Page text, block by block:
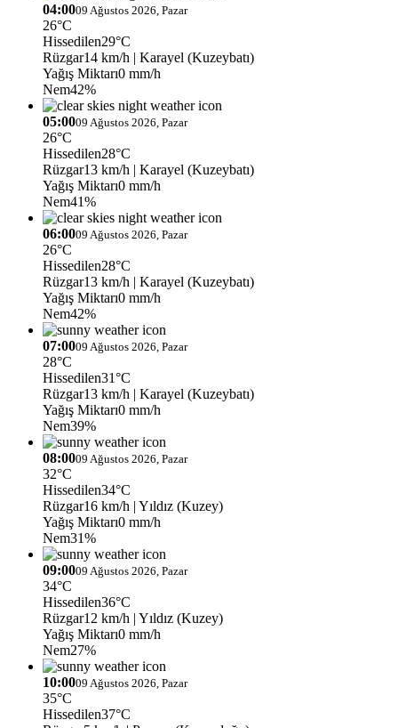
04:0009 Ağustos 2026, Pazar
26°C
Hissedilen29°C
Rüzgar14 km/h | Karayel (Kuzeybatı)
Yağış Miktarı0 mm/h
Nem42%
05:0009 Ağustos 2026, Pazar
26°C
Hissedilen28°C
Rüzgar13 km/h | Karayel (Kuzeybatı)
Yağış Miktarı0 mm/h
Nem41%
06:0009 Ağustos 2026, Pazar
26°C
Hissedilen28°C
Rüzgar13 km/h | Karayel (Kuzeybatı)
Yağış Miktarı0 mm/h
Nem42%
07:0009 Ağustos 2026, Pazar
28°C
Hissedilen31°C
Rüzgar13 km/h | Karayel (Kuzeybatı)
Yağış Miktarı0 mm/h
Nem39%
08:0009 Ağustos 2026, Pazar
32°C
Hissedilen34°C
Rüzgar16 km/h | Yıldız (Kuzey)
Yağış Miktarı0 mm/h
Nem31%
09:0009 Ağustos 2026, Pazar
34°C
Hissedilen36°C
Rüzgar12 km/h | Yıldız (Kuzey)
Yağış Miktarı0 mm/h
Nem27%
10:0009 Ağustos 2026, Pazar
35°C
Hissedilen37°C